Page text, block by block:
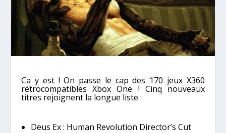
Ca y est ! On passe le cap des 170 jeux X360
rétrocompatibles Xbox One ! Cinq nouveaux
titres rejoignent la longue liste :
Deus Ex : Human Revolution Director’s Cut